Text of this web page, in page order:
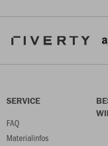
SERVICE
FAQ
Materialinfos